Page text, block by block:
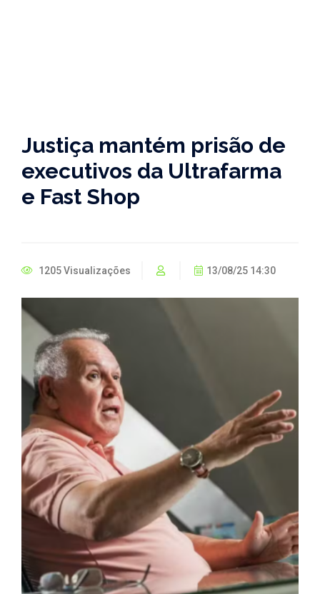
Justiça mantém prisão de
executivos da Ultrafarma
e Fast Shop
1205 Visualizações 13/08/25 14:30